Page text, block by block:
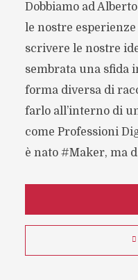
Dobbiamo ad
le nostre
scrivere le nostre
sembrata una sfida
forma diversa di
farlo all’interno di
come Professioni
è nato #Maker, ma